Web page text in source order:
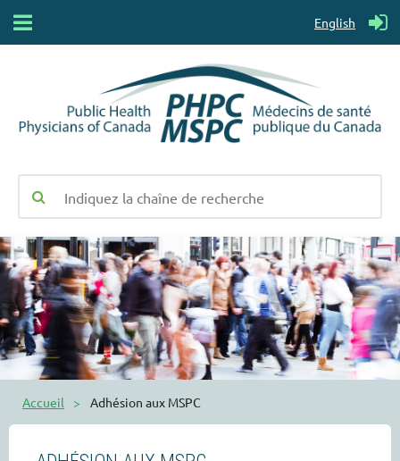
English
Accueil Adhésion aux MSPC